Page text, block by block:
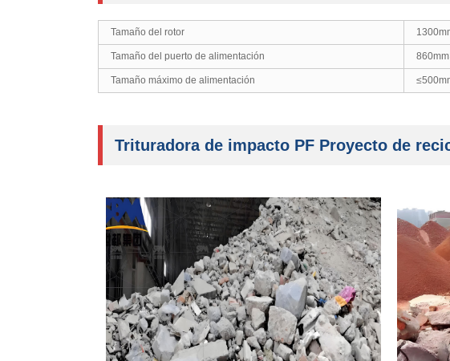
Tamaño del rotor
Tamaño del puerto de alimentación
Tamaño máximo de alimentación
Trituradora de impacto PF Proyecto de